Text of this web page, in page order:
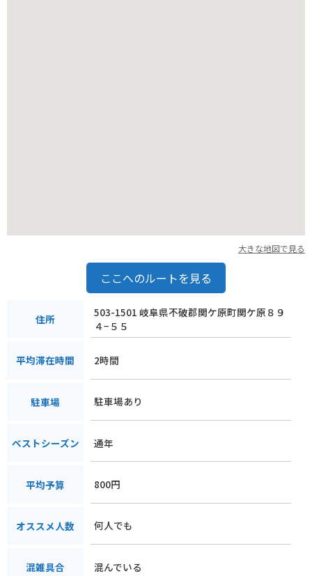
大きな地図で見る
ここへのルートを見る
住所
503-1501 岐阜県不破郡関ケ原町関ケ原８９
４−５５
平均滞在時間 2時間
駐車場 駐車場あり
ベストシーズン 通年
平均予算 800円
オススメ人数 何人でも
混雑具合 混んでいる